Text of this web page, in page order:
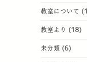
教室について
教室より (18)
未分類 (6)